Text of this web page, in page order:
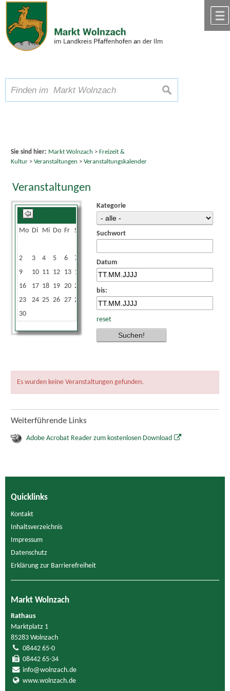
Zum Inhalt,zur Navigation
Schriftgröße A A A suchen
Sie sind hier: Markt Wolnzach > Freizeit &
Kultur> Veranstaltungen > Veranstaltungskalender
Veranstaltungen
Mo Di Mi Do Fr Sa
2
3 4 5 6 7
9
10 11 12 13 14
16
17 18 19 20 21
23
24 25 26 27 28
30
Kategorie
Suchwort
Datum
bis:
reset
Es wurden keine Veranstaltungen gefunden.
Weiterführende Links
Adobe Acrobat Reader zum kostenlosen Download
Quicklinks
Kontakt
Inhaltsverzeichnis
Impressum
Datenschutz
Erklärung zur Barrierefreiheit
Markt Wolnzach
Rathaus
Marktplatz 1
85283 Wolnzach
08442 65-0
08442 65-34
info@wolnzach.de
www.wolnzach.de